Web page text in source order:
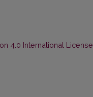
4.0 International License